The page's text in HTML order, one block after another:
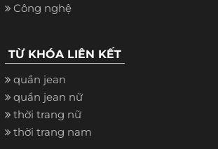
Công nghệ
TỪ KHÓA LIÊN KẾT
quần jean
quần jean nữ
thời trang nữ
thời trang nam